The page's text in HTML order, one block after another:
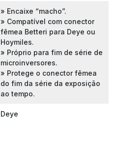
» Encaixe “macho”.
» Compatível com conector
fêmea Betteri para Deye ou
Hoymiles.
» Próprio para fim de série de
microinversores.
» Protege o conector fêmea
do fim da série da exposição
ao tempo.
Deye